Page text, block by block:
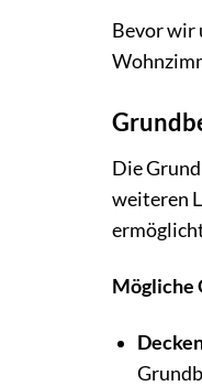
Bevor wir
Die
weiteren
Mögliche